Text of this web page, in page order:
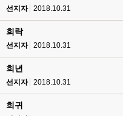
선지자 2018.10.31
희락
선지자 2018.10.31
희년
선지자 2018.10.31
희귀